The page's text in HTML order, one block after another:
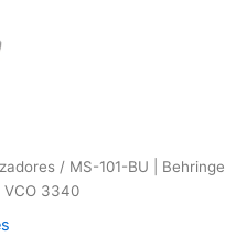
/ MS-101-BU |
VCO 3340